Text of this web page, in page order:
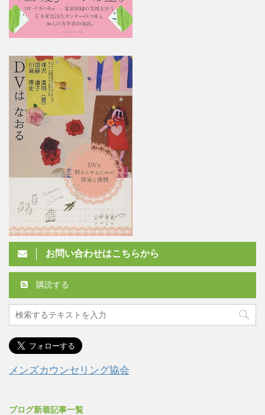
お問い合わせはこちらから
購読する
メンズカウンセリング協会
ブログ新着記事一覧